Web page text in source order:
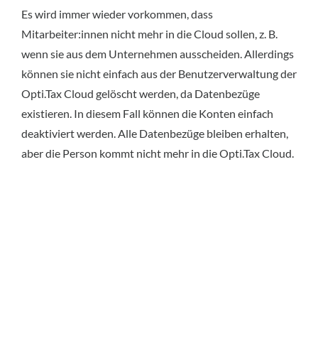
Es wird immer wieder vorkommen, dass
Mitarbeiter:innen nicht mehr in die Cloud sollen, z. B.
wenn sie aus dem Unternehmen ausscheiden. Allerdings
können sie nicht einfach aus der Benutzerverwaltung der
Opti.Tax Cloud gelöscht werden, da Datenbezüge
existieren. In diesem Fall können die Konten einfach
deaktiviert werden. Alle Datenbezüge bleiben erhalten,
aber die Person kommt nicht mehr in die Opti.Tax Cloud.